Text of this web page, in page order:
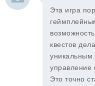
Эта игра
квестов
управление
Это точно